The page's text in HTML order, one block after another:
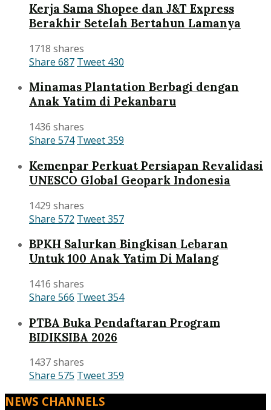
Kerja Sama Shopee dan J&T Express
Berakhir Setelah Bertahun Lamanya
1718 shares
Share 687 Tweet 430
Minamas Plantation Berbagi dengan
Anak Yatim di Pekanbaru
1436 shares
Share 574 Tweet359
Kemenpar Perkuat Persiapan Revalidasi
UNESCO Global Geopark Indonesia
1429 shares
Share 572 Tweet357
BPKH Salurkan Bingkisan Lebaran
Untuk 100 Anak Yatim Di Malang
1416 shares
Share 566 Tweet354
PTBA Buka Pendaftaran Program
BIDIKSIBA 2026
1437 shares
Share 575 Tweet359
NEWS CHANNELS